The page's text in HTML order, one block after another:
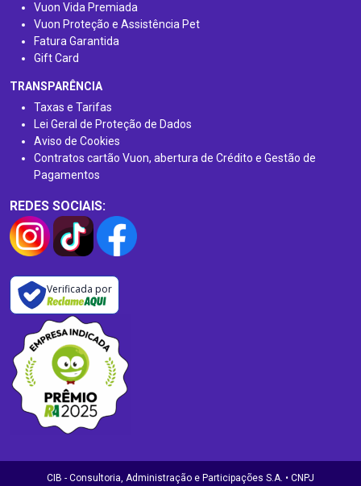
Vuon Vida Premiada
Vuon Proteção e Assistência Pet
Fatura Garantida
Gift Card
TRANSPARÊNCIA
Taxas e Tarifas
Lei Geral de Proteção de Dados
Aviso de Cookies
Contratos cartão Vuon, abertura de Crédito e Gestão de
Pagamentos
REDES SOCIAIS:
Verificada por
CIB - Consultoria, Administração e Participações S.A. • CNPJ